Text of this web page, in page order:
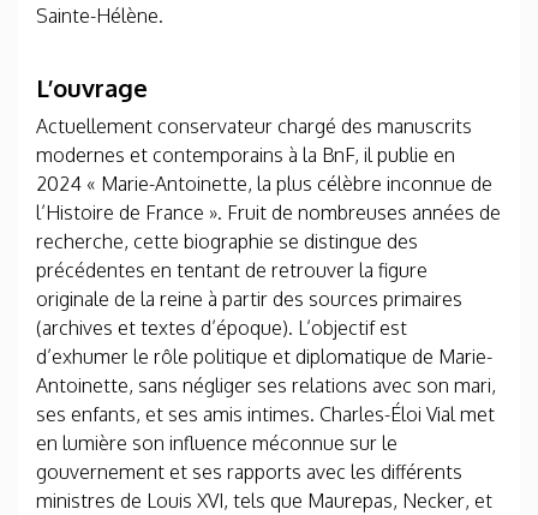
Sainte-Hélène.
L’ouvrage
Actuellement conservateur chargé des manuscrits
modernes et contemporains à la BnF, il publie en
2024 « Marie-Antoinette, la plus célèbre inconnue de
l’Histoire de France ». Fruit de nombreuses années de
recherche, cette biographie se distingue des
précédentes en tentant de retrouver la figure
originale de la reine à partir des sources primaires
(archives et textes d’époque). L’objectif est
d’exhumer le rôle politique et diplomatique de Marie-
Antoinette, sans négliger ses relations avec son mari,
ses enfants, et ses amis intimes. Charles-Éloi Vial met
en lumière son influence méconnue sur le
gouvernement et ses rapports avec les différents
ministres de Louis XVI, tels que Maurepas, Necker, et